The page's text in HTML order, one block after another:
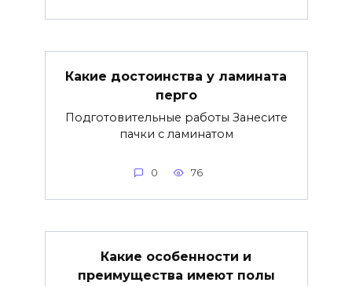
Какие достоинства у ламината
перго
Подготовительные работы Занесите
пачки с ламинатом
0 76
Какие особенности и
преимущества имеют полы